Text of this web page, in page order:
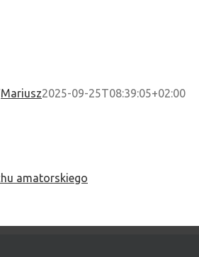
Mariusz2025-09-25T08:39:05+02:00
amatorskiego